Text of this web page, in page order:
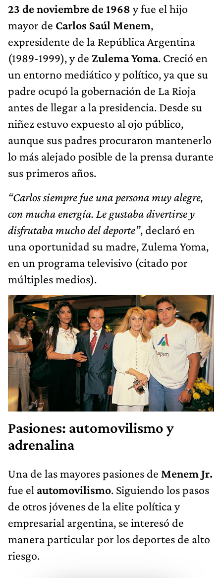
23 de noviembre de 1968 y fue el hijo
mayor de Carlos Saúl Menem,
expresidente de la República Argentina
(1989-1999), y de Zulema Yoma. Creció en
un entorno mediático y político, ya que su
padre ocupó la gobernación de La Rioja
antes de llegar a la presidencia. Desde su
niñez estuvo expuesto al ojo público,
aunque sus padres procuraron mantenerlo
lo más alejado posible de la prensa durante
sus primeros años.
“Carlos siempre fue una persona muy alegre,
con mucha energía. Le gustaba divertirse y
disfrutaba mucho del deporte”, declaró en
una oportunidad su madre, Zulema Yoma,
en un programa televisivo (citado por
múltiples medios).
Pasiones: automovilismo y
adrenalina
Una de las mayores pasiones de Menem Jr.
fue el automovilismo. Siguiendo los pasos
de otros jóvenes de la elite política y
empresarial argentina, se interesó de
manera particular por los deportes de alto
riesgo.